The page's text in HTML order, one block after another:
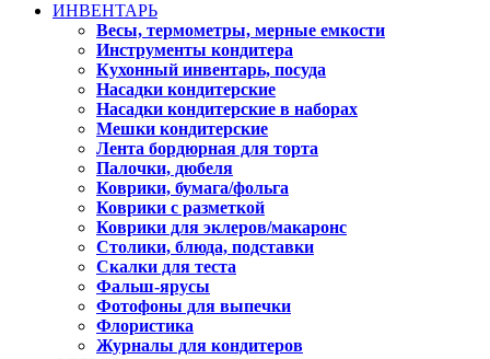
ИНВЕНТАРЬ
Весы, термометры, мерные емкости
Инструменты кондитера
Кухонный инвентарь, посуда
Насадки кондитерские
Насадки кондитерские в наборах
Мешки кондитерские
Лента бордюрная для торта
Палочки, дюбеля
Коврики, бумага/фольга
Коврики с разметкой
Коврики для эклеров/макаронс
Столики, блюда, подставки
Скалки для теста
Фальш-ярусы
Фотофоны для выпечки
Флористика
Журналы для кондитеров